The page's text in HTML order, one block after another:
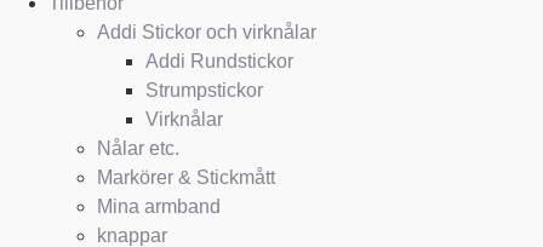
Addi Stickor och virknålar
Addi Rundstickor
Strumpstickor
Virknålar
Nålar etc.
Markörer & Stickmått
Mina armband
knappar